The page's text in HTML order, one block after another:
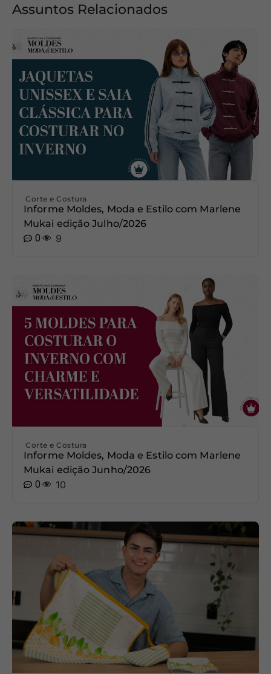
Assuntos Relacionados
Corte e Costura
Informe Moldes, Moda e Estilo com Marlene
Mukai edição Julho/2026
0
9
Corte e Costura
Informe Moldes, Moda e Estilo com Marlene
Mukai edição Junho/2026
0
10